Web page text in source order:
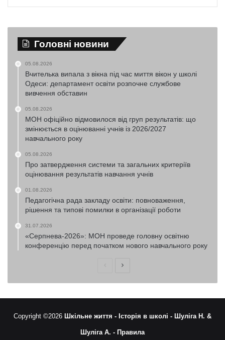
Головні новини
05.08.2026
Вчителька випала з вікна під час миття вікон у школі
Одеси: департамент освіти розпочне службове
вивчення обставин
05.08.2026
МОН офіційно відмовилося від груп результатів: що
змінюється в оцінюванні учнів із 2026/2027
навчального року
05.08.2026
Про затвердження системи та загальних критеріїв
оцінювання результатів навчання учнів
01.08.2026
Педагогічна рада закладу освіти: повноваження,
рішення та типові помилки в організації роботи
31.07.2026
«Серпнева-2026»: МОН проведе головну освітню
конференцію перед початком нового навчального року
ПопередняНаступна
Copyright ©2026 Шкільне життя - Історія в школі - Шуліга Н. &
Шуліга А. - Правила